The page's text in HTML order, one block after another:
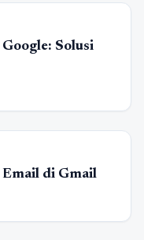
Solusi
di Gmail